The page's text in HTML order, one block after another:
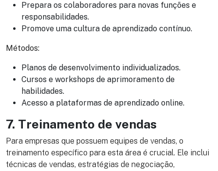
Prepara os colaboradores para novas funções e
responsabilidades.
Promove uma cultura de aprendizado contínuo.
Métodos:
Planos de desenvolvimento individualizados.
Cursos e workshops de aprimoramento de
habilidades.
Acesso a plataformas de aprendizado online.
7. Treinamento de vendas
Para empresas que possuem equipes de vendas, o
treinamento específico para esta área é crucial. Ele inclui
técnicas de vendas, estratégias de negociação,